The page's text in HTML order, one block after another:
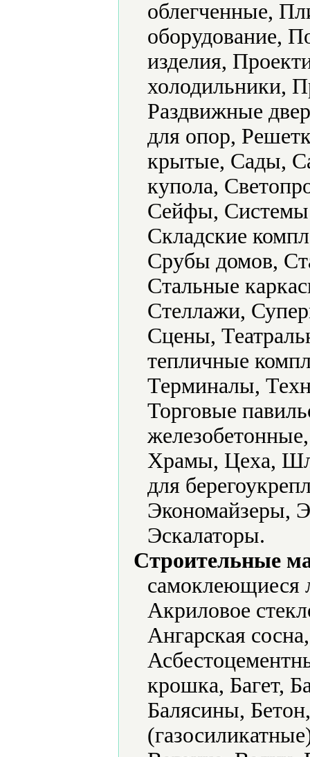
облегченные,
оборудование,
изделия,
холодильники,
Раздвижные
для опор,
крытые, Сады,
купола,
Сейфы, Системы
Складские
Срубы домов,
Стальные
Стеллажи,
Сцены,
тепличные
Терминалы,
Торговые
Храмы, Цеха,
для
Экономайзеры,
Эскалаторы.
Строительные
самоклеющиеся
Акриловое
Ангарская
крошка, Багет,
Балясины,